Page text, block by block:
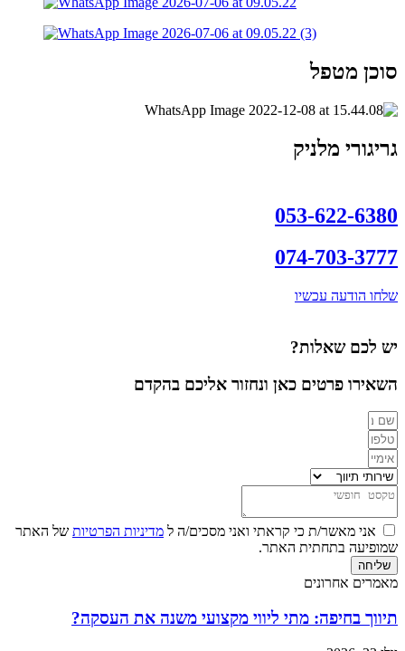
סוכן מטפל
גריגורי מלניק
053-622-6380
074-703-3777
שלחו הודעה עכשיו
יש לכם שאלות?
השאירו פרטים כאן ונחזור אליכם בהקדם
אני מאשר/ת כי קראתי ואני מסכים/ה ל מדיניות הפרטיות של האתר
שמופיעה בתחתית האתר.
שליחה
מאמרים אחרונים
תיווך בחיפה: מתי ליווי מקצועי משנה את העסקה?